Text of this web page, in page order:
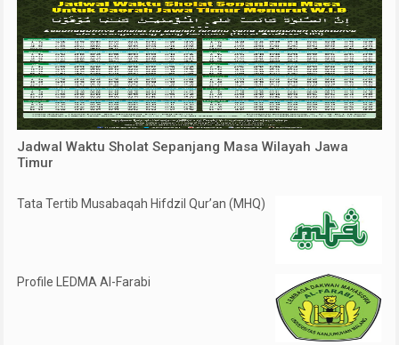
Jadwal Waktu Sholat Sepanjang Masa Wilayah Jawa
Timur
Tata Tertib Musabaqah Hifdzil Qur’an (MHQ)
Profile LEDMA Al-Farabi